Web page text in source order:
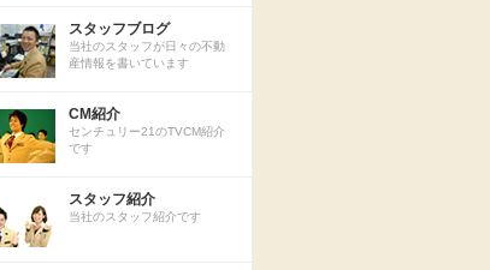
スタッフブログ
当社のスタッフが日々の不動
産情報を書いています
CM紹介
センチュリー21のTVCM紹介
です
スタッフ紹介
当社のスタッフ紹介です